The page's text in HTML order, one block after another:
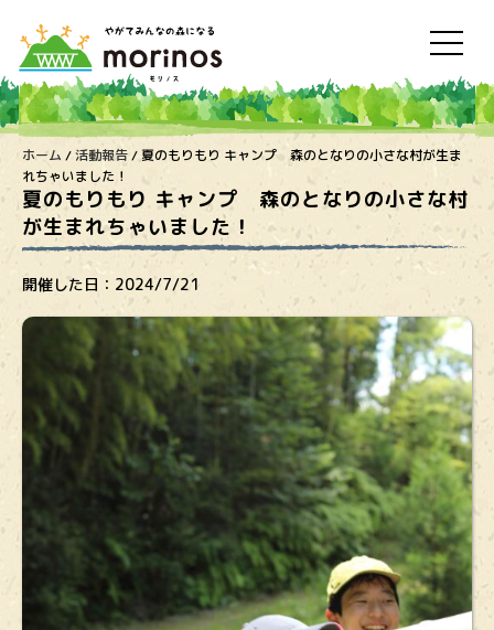
ホーム /活動報告/ 夏のもりもり キャンプ 森のとなりの小さな村が生ま
れちゃいました！
夏のもりもり キャンプ 森のとなりの小さな村
が生まれちゃいました！
開催した日： 2024/7/21